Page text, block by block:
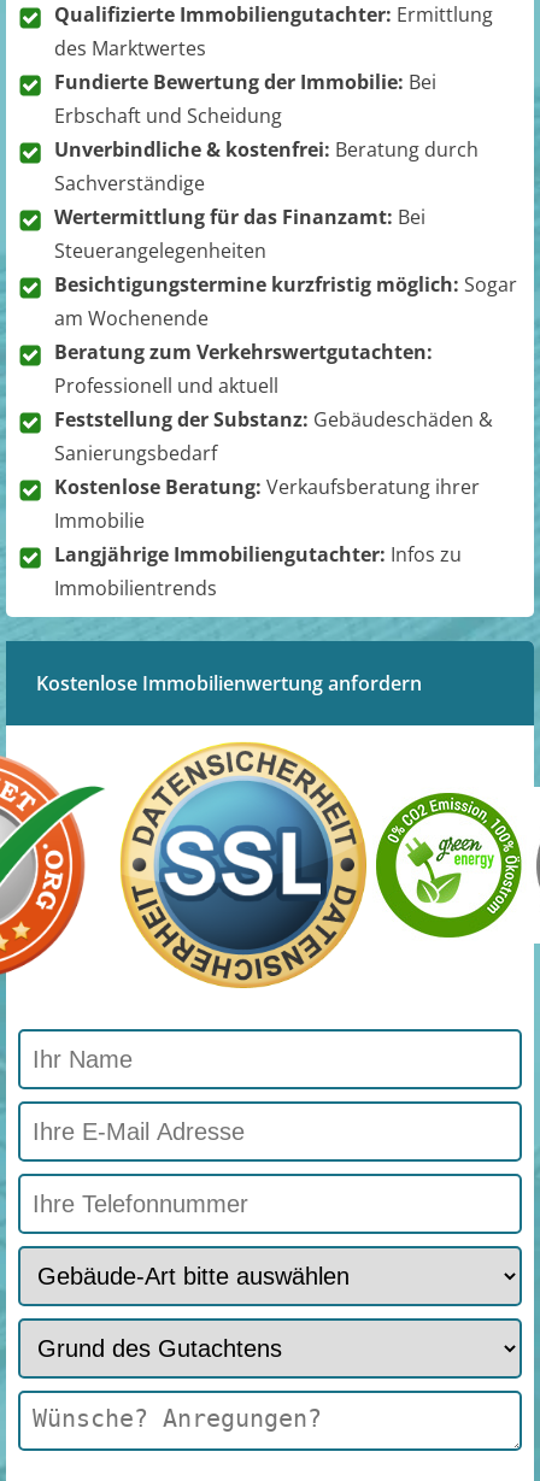
Qualifizierte Immobiliengutachter: Ermittlung
des Marktwertes
Fundierte Bewertung der Immobilie: Bei
Erbschaft und Scheidung
Unverbindliche & kostenfrei: Beratung durch
Sachverständige
Wertermittlung für das Finanzamt: Bei
Steuerangelegenheiten
Besichtigungstermine kurzfristig möglich: Sogar
am Wochenende
Beratung zum Verkehrswertgutachten:
Professionell und aktuell
Feststellung der Substanz: Gebäudeschäden &
Sanierungsbedarf
Kostenlose Beratung: Verkaufsberatung ihrer
Immobilie
Langjährige Immobiliengutachter: Infos zu
Immobilientrends
Kostenlose Immobilienwertung anfordern